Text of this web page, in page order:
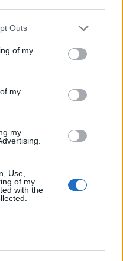
Outs
of my
my
my
Use,
of my
with the
kifejezések laza
és az örökölt árnyak
ruhái